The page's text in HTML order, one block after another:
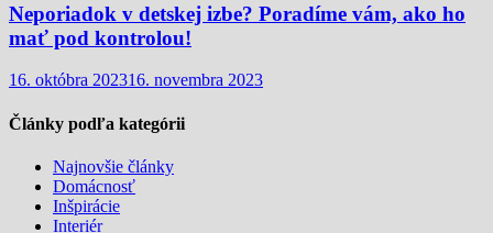
Neporiadok v detskej izbe? Poradíme vám, ako ho
mať pod kontrolou!
16. októbra 202316. novembra 2023
Články podľa kategórii
Najnovšie články
Domácnosť
Inšpirácie
Interiér